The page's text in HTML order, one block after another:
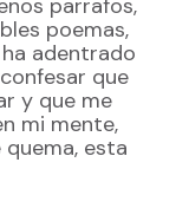
parrafos,
poemas,
adentrado
que
y que me
mi mente,
esta